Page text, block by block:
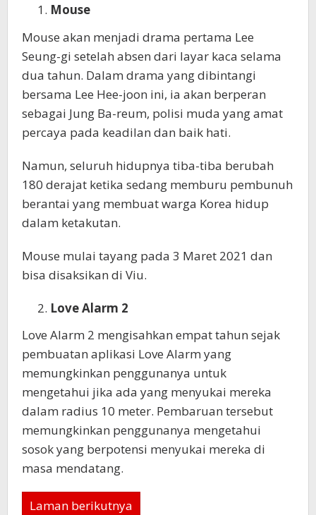
Mouse
Mouse akan menjadi drama pertama Lee
Seung-gi setelah absen dari layar kaca selama
dua tahun. Dalam drama yang dibintangi
bersama Lee Hee-joon ini, ia akan berperan
sebagai Jung Ba-reum, polisi muda yang amat
percaya pada keadilan dan baik hati.
Namun, seluruh hidupnya tiba-tiba berubah
180 derajat ketika sedang memburu pembunuh
berantai yang membuat warga Korea hidup
dalam ketakutan.
Mouse mulai tayang pada 3 Maret 2021 dan
bisa disaksikan di Viu.
Love Alarm 2
Love Alarm 2 mengisahkan empat tahun sejak
pembuatan aplikasi Love Alarm yang
memungkinkan penggunanya untuk
mengetahui jika ada yang menyukai mereka
dalam radius 10 meter. Pembaruan tersebut
memungkinkan penggunanya mengetahui
sosok yang berpotensi menyukai mereka di
masa mendatang.
Laman berikutnya